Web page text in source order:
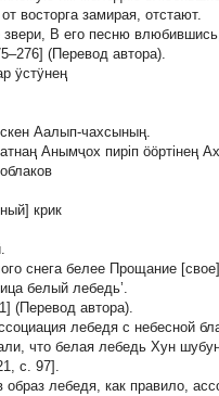
восторга замирая, отстают.
В его песню
(Перевод автора).
ӱстӱнең
Аалып-чахсының.
Анымҷох пирiп ӧӧртiнең
крик
снега белее Прощание
белый лебедь’.
(Перевод автора).
лебедя с небесной
что белая лебедь Хун
с. 97].
образ лебедя, как правило,